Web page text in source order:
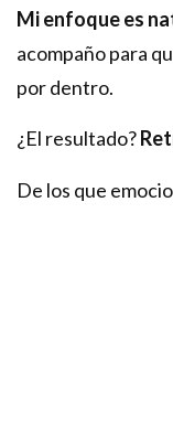
Mi enfoque es
acompaño para
por dentro.
¿El resultado?
De los que